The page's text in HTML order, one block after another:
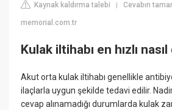
Kaynak kaldırma talebi |Cevabın
memorial.com.tr
Kulak iltihabı en hızlı
Akut orta kulak iltihabı genellikle
ilaçlarla uygun şekilde tedavi edilir.
cevap alınamadığı durumlarda kulak